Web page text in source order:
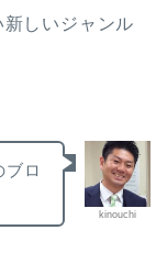
しいジャンル
kinouchi
ロ